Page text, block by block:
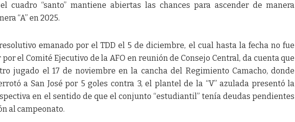
el cuadro “santo” mantiene abiertas las chances para ascender de manera
“A” en 2025.
emanado por el TDD el 5 de diciembre, el cual hasta la fecha no fue
por el Comité Ejecutivo de la AFO en reunión de Consejo Central, da cuenta que
jugado el 17 de noviembre en la cancha del Regimiento Camacho, donde
a San José por 5 goles contra 3, el plantel de la “V” azulada presentó la
en el sentido de que el conjunto “estudiantil” tenía deudas pendientes
al campeonato.